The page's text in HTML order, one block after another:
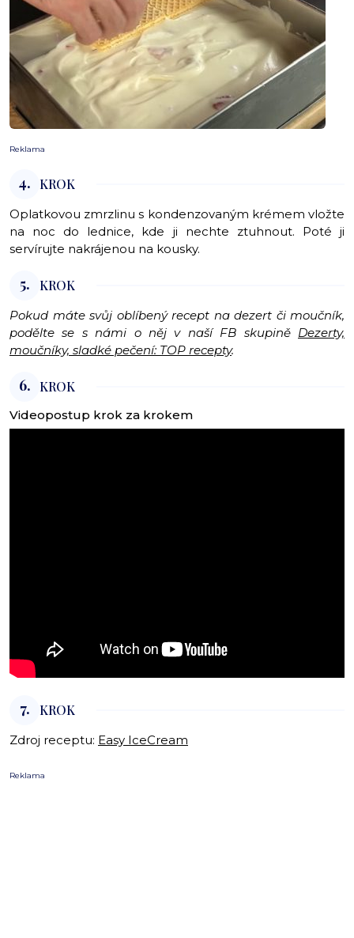
Reklama
4. KROK
Oplatkovou zmrzlinu s kondenzovaným krémem vložte
na noc do lednice, kde ji nechte ztuhnout. Poté ji
servírujte nakrájenou na kousky.
5. KROK
Pokud máte svůj oblíbený recept na dezert či moučník,
podělte se s námi o něj v naší FB skupině Dezerty,
moučníky, sladké pečení: TOP recepty.
6. KROK
Videopostup krok za krokem
7. KROK
Zdroj receptu: Easy IceCream
Reklama